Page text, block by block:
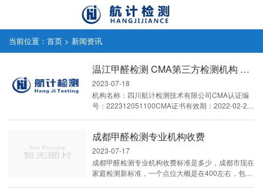
当前位置： 首页 > 新闻资讯
温江甲醛检测 CMA第三方检测机构 室内空气检测
2023-07-18
机构名称：四川航计检测技术有限公司CMA认证编
号：222312051100CMA证书有效期：2022-02-25
14层1404号四川航计检测技术有限公司，是一家通
过CMA资质认定三方检测...
成都甲醛检测专业机构收费
2023-07-17
成都甲醛检测专业机构收费标准是多少，成都市现在
家庭检测新标准，一个点位大概是在400左右，包含